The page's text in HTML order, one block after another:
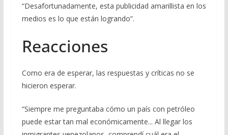
“Desafortunadamente, esta publicidad amarillista en los
medios es lo que están logrando”.
Reacciones
Como era de esperar, las respuestas y críticas no se
hicieron esperar.
“Siempre me preguntaba cómo un país con petróleo
puede estar tan mal económicamente... Al llegar los